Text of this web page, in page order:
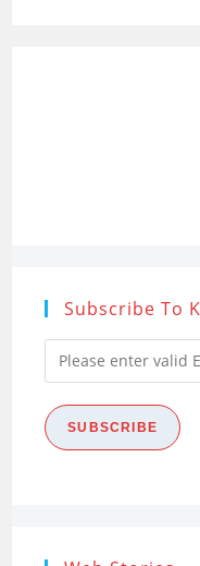
Subscribe To
Please
enter
valid
Email
SUBSCRIBE
Research